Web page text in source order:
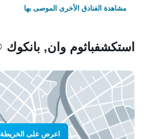
مشاهدة الفنادق الأخرى الموصى بها
استكشفباثوم وان, بانكوك
اعرض على الخريطة